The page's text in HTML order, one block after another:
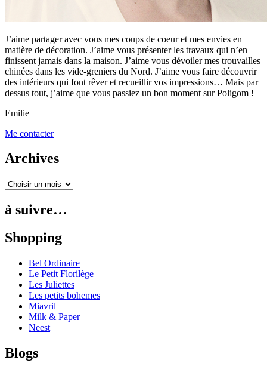
J’aime partager avec vous mes coups de coeur et mes envies en
matière de décoration. J’aime vous présenter les travaux qui n’en
finissent jamais dans la maison. J’aime vous dévoiler mes trouvailles
chinées dans les vide-greniers du Nord. J’aime vous faire découvrir
des intérieurs qui font rêver et recueillir vos impressions… Mais par
dessus tout, j’aime que vous passiez un bon moment sur Poligom !
Emilie
Me contacter
Archives
à suivre…
Shopping
Bel Ordinaire
Le Petit Florilège
Les Juliettes
Les petits bohemes
Miavril
Milk & Paper
Neest
Blogs